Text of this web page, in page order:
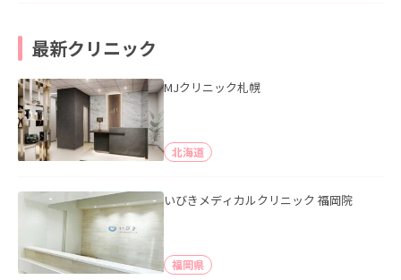
最新クリニック
MJクリニック札幌
北海道
いびきメディカルクリニック 福岡院
福岡県